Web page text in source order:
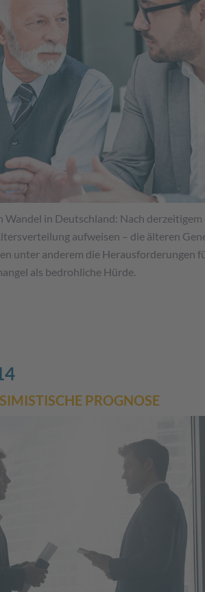
in Deutschland: Nach
aufweisen – die älteren
unter anderem die Herausforderungen
als bedrohliche Hürde.
PROGNOSE